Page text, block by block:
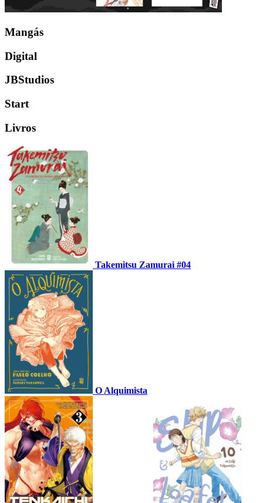
Mangás
Digital
JBStudios
Start
Livros
Takemitsu Zamurai #04
O Alquimista